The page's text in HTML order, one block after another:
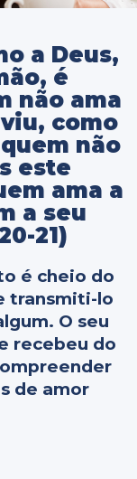
a Deus,
é
não ama
como
não
este
ama a
a seu
21)
é cheio do
transmiti-lo
O seu
recebeu do
de amor